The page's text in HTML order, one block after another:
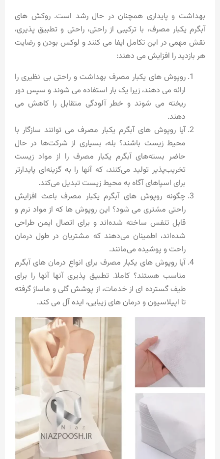
بهداشت و پایداری همچنان در حال رشد است. روکش های
آبگرم یکبار مصرف، با ترکیبی از راحتی، راحتی و تطبیق پذیری،
نقش مهمی در این تکامل ایفا می کنند و لوکس بودن و رضایت
هر بازدید را افزایش می دهند:
روپوش های یکبار مصرف بهداشت و راحتی بی نظیری را
ارائه می دهند، زیرا یک بار استفاده می شوند و سپس دور
ریخته می شوند و خطر آلودگی متقابل را کاهش می
دهند.
آیا روپوش های آبگرم یکبار مصرف می توانند سازگار با
محیط زیست باشند؟ بله، بسیاری از شرکت‌ها در حال
حاضر بسته‌های آبگرم یکبار مصرف را از مواد زیست
تخریب‌پذیر تولید می‌کنند، که آنها را به گزینه‌ای پایدارتر
برای اسپاهای آگاه به محیط زیست تبدیل می‌کند.
چگونه روپوش های آبگرم یکبار مصرف باعث افزایش
راحتی مشتری می شود؟ این روپوش ها که از مواد نرم و
قابل تنفس ساخته شده‌اند و برای اتصال ایمن طراحی
شده‌اند، اطمینان می‌دهند که مشتریان در طول درمان
راحت و پوشیده می‌مانند.
آیا روپوش های یکبار مصرف برای انواع درمان های آبگرم
مناسب هستند؟ کاملا. تطبیق پذیری آنها آنها را برای
طیف گسترده ای از خدمات، از پوشش گلی و ماساژ گرفته
تا اپیلاسیون و درمان های زیبایی، ایده آل می کند.